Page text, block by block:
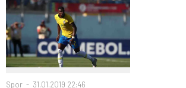
Spor 31.01.2019 22:46